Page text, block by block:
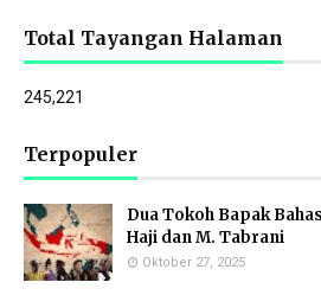
Total Tayangan Halaman
245,221
Terpopuler
Dua Tokoh Bapak
Haji dan M. Tabrani
Oktober 27, 2025